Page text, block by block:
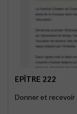
EPÎTRE 222
Donner et recevoir